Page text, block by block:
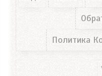
Политика